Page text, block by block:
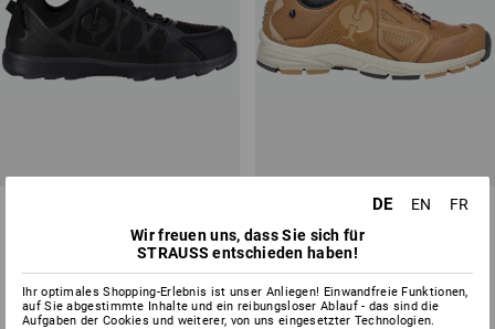
ab 83,18 €
(m. MwSt.) ab 20 Paar
O2 Berufsschuhe e.s. Minkar II
15 Farben
ab 101,03 €
(m. MwSt.) ab 10 Paar
DE EN
FR
Wir freuen uns, dass Sie sich für
STRAUSS entschieden haben!
Ihr optimales Shopping-Erlebnis ist unser Anliegen! Einwandfreie Funktionen,
auf Sie abgestimmte Inhalte und ein reibungsloser Ablauf - das sind die
Aufgaben der Cookies und weiterer, von uns eingesetzter Technologien.